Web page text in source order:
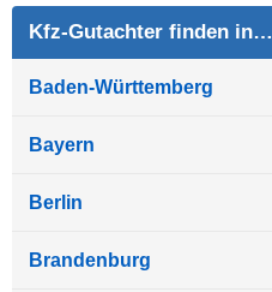
Kfz-Gutachter finden in…
Baden-Württemberg
Bayern
Berlin
Brandenburg